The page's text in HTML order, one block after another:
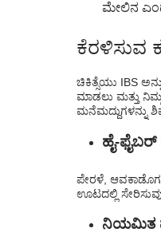
ಮೇಲಿನ
ಕೆರಳಿಸುವ
ಚಿಕಿತ್ಸೆಯು IBS
ಮಾಡಲು ಮತ್ತು
ಮನೆಮದ್ದುಗಳನ್ನು
ಹೈ-
ಪೇರಳೆ,
ಊಟದಲ್ಲಿ
ನಿಯಮಿತ